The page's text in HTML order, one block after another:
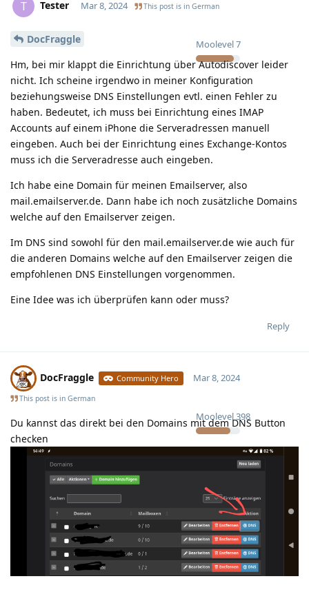
T Tester
Moolevel7
Mar 8, 2024 This post is in German
DocFraggle
Hm, bei mir klappt die Einrichtung über Autodiscover leider
nicht. Ich scheine irgendwo in meiner Konfiguration
beziehungsweise DNS Einstellungen evtl. einen Fehler zu
haben. Bedeutet, ich muss bei Einrichtung eines IMAP
Accounts auf einem iPhone die Serveradressen manuell
eingeben. Auch bei der Einrichtung eines Exchange-Kontos
muss ich die Serveradresse auch eingeben.
Ich habe eine Domain für meinen Emailserver, also
mail.emailserver.de. Dann habe ich noch zusätzliche Domains
welche auf den Emailserver zeigen.
Im DNS sind sowohl für den mail.emailserver.de wie auch für
die anderen Domains welche auf den Emailserver zeigen die
empfohlenen DNS Einstellungen vorgenommen.
Eine Idee was ich überprüfen kann oder muss?
Reply
DocFraggle Community Hero
Moolevel398
Mar 8, 2024
This post is in German
Du kannst das direkt bei den Domains mit dem DNS Button
checken